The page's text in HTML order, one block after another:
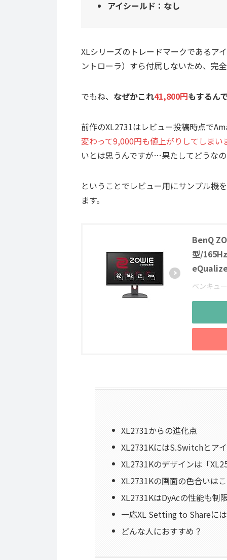
アイシールド：なし
XLシリーズのトレードマークであるア
ントローラ）すら付属しないため、完
でもね、 なぜかこれ41,800円もするん
前作のXL2731はレビュー投稿時点で
変わって9,000円も値上がりしてしまい
いとは思うんですが…果たしてどうなの
ということでレビュー用にサンプル機
ます。
BenQ
型/
ベンキュ
XL2731からの進化点
XL2731KにはS.Switchとア
XL2731Kのデザインは「
XL2731Kの画面の色合いは
XL2731KはDyAcの性能も制
一応XL Setting to Shareに
どんな人におすすめ？